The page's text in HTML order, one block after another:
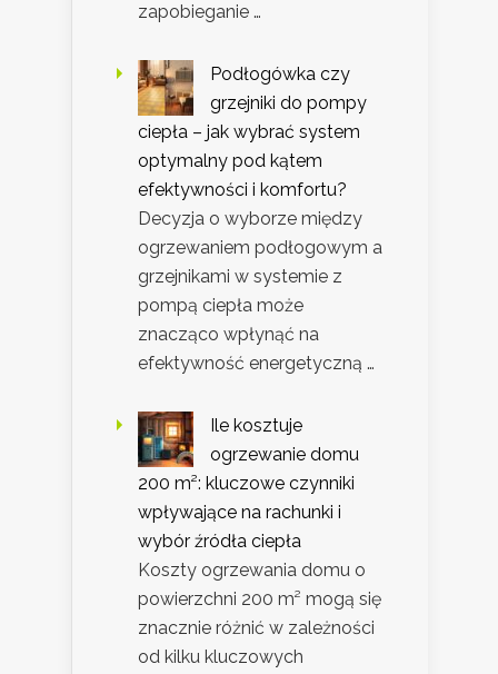
zapobieganie …
Podłogówka czy
grzejniki do pompy
ciepła – jak wybrać system
optymalny pod kątem
efektywności i komfortu?
Decyzja o wyborze między
ogrzewaniem podłogowym a
grzejnikami w systemie z
pompą ciepła może
znacząco wpłynąć na
efektywność energetyczną …
Ile kosztuje
ogrzewanie domu
200 m²: kluczowe czynniki
wpływające na rachunki i
wybór źródła ciepła
Koszty ogrzewania domu o
powierzchni 200 m² mogą się
znacznie różnić w zależności
od kilku kluczowych